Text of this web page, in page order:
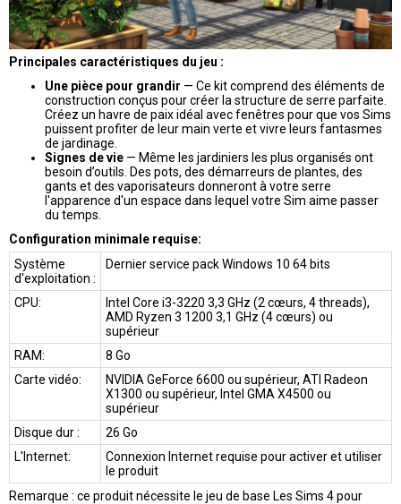
Principales caractéristiques du jeu :
Une pièce pour grandir — Ce kit comprend des éléments de
construction conçus pour créer la structure de serre parfaite.
Créez un havre de paix idéal avec fenêtres pour que vos Sims
puissent profiter de leur main verte et vivre leurs fantasmes
de jardinage.
Signes de vie — Même les jardiniers les plus organisés ont
besoin d’outils. Des pots, des démarreurs de plantes, des
gants et des vaporisateurs donneront à votre serre
l'apparence d'un espace dans lequel votre Sim aime passer
du temps.
Configuration minimale requise:
Système
d'exploitation :
Dernier service pack Windows 10 64 bits
CPU:
Intel Core i3-3220 3,3 GHz (2 cœurs, 4 threads),
AMD Ryzen 3 1200 3,1 GHz (4 cœurs) ou
supérieur
RAM:
8 Go
Carte vidéo:
NVIDIA GeForce 6600 ou supérieur, ATI Radeon
X1300 ou supérieur, Intel GMA X4500 ou
supérieur
Disque dur :
26 Go
L'Internet:
Connexion Internet requise pour activer et utiliser
le produit
Remarque : ce produit nécessite le jeu de base Les Sims 4 pour